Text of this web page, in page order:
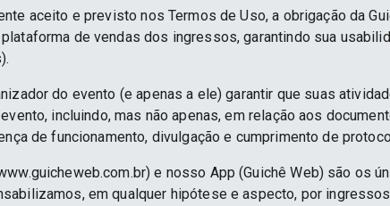
aceito e previsto nos Termos de Uso, a obrigação da
plataforma de vendas dos ingressos, garantindo sua
do evento (e apenas a ele) garantir que suas
incluindo, mas não apenas, em relação aos
de funcionamento, divulgação e cumprimento de
e nosso App (Guichê Web) são os
em qualquer hipótese e aspecto, por